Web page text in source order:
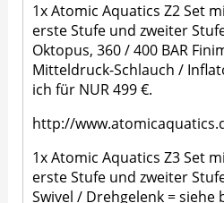
1x Atomic Aquatics Z2 Set
erste Stufe und zweiter
Oktopus, 360 / 400 BAR
Mitteldruck-Schlauch /
ich für NUR 499 €.
http://
1x Atomic Aquatics Z3 Set
erste Stufe und zweiter
Swivel / Drehgelenk = siehe